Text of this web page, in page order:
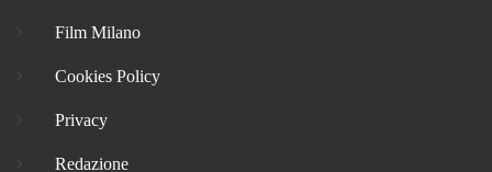
Film Milano
Cookies Policy
Privacy
Redazione